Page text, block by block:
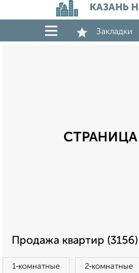
КАЗАНЬ
Закладки
Продажа квартир (3156)
1‑комнатные 2‑комнатные